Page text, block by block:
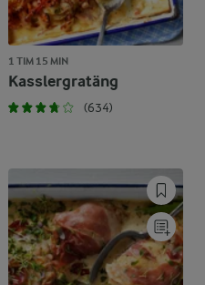
1 TIM 15 MIN
Kasslergratäng
(634)